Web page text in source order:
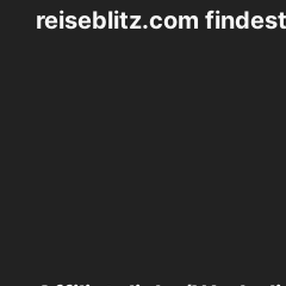
reiseblitz.com